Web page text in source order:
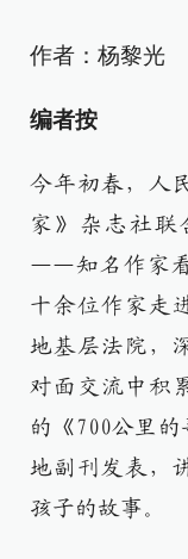
作者：杨黎光
编者按
今年初春，人
家》杂志社
——知名作家
十余位作家走
地基层法院，
对面交流中积
的《700公里
地副刊发表，
孩子的故事。